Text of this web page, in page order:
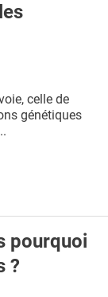
celle de
génétiques
pourquoi
?